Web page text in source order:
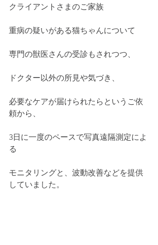
クライアントさまのご家族
重病の疑いがある猫ちゃんについて
専門の獣医さんの受診もされつつ、
ドクター以外の所見や気づき、
必要なケアが届けられたらというご依
頼から、
3日に一度のペースで写真遠隔測定によ
る
モニタリングと、波動改善などを提供
していました。